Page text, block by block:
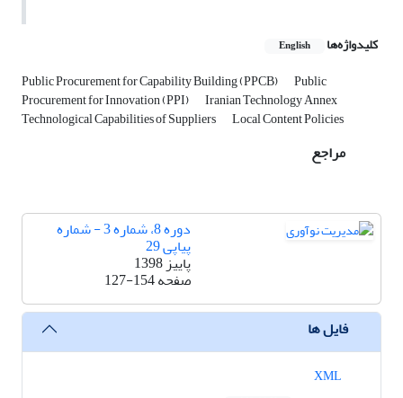
کلیدواژه‌ها English
Public Procurement for Capability Building (PPCB) Public
Procurement for Innovation (PPI) Iranian Technology Annex
Technological Capabilities of Suppliers Local Content Policies
مراجع
دوره 8، شماره 3 - شماره
پیاپی 29
پاییز 1398
صفحه127-154
فایل ها